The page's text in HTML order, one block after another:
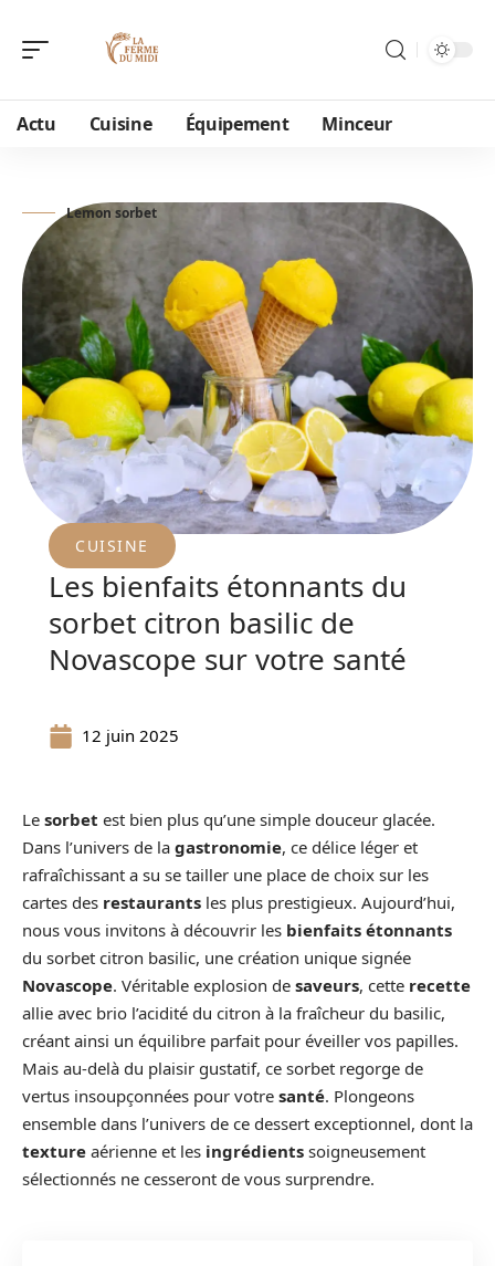
Actu Cuisine Équipement Minceur
Lemon sorbet
CUISINE
Les bienfaits étonnants du
sorbet citron basilic de
Novascope sur votre santé
12 juin 2025
Le sorbet est bien plus qu’une simple douceur glacée.
Dans l’univers de la gastronomie, ce délice léger et
rafraîchissant a su se tailler une place de choix sur les
cartes des restaurants les plus prestigieux. Aujourd’hui,
nous vous invitons à découvrir les bienfaits étonnants
du sorbet citron basilic, une création unique signée
Novascope. Véritable explosion de saveurs, cette recette
allie avec brio l’acidité du citron à la fraîcheur du basilic,
créant ainsi un équilibre parfait pour éveiller vos papilles.
Mais au-delà du plaisir gustatif, ce sorbet regorge de
vertus insoupçonnées pour votre santé. Plongeons
ensemble dans l’univers de ce dessert exceptionnel, dont la
texture aérienne et les ingrédients soigneusement
sélectionnés ne cesseront de vous surprendre.